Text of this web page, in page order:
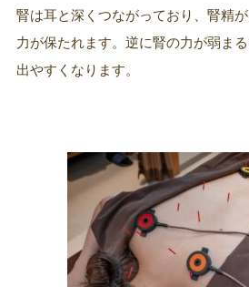
腎は耳と深くつながっており、腎精
力が保たれます。逆に腎の力が弱ま
出やすくなります。